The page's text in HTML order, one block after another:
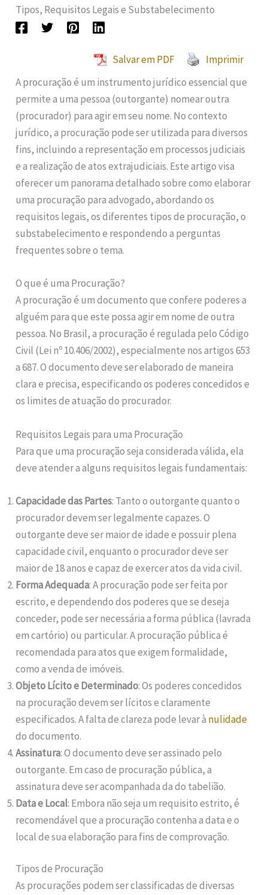
Tipos, Requisitos Legais e Substabelecimento
Salvar em PDF
Imprimir
A procuração é um instrumento jurídico essencial que
permite a uma pessoa (outorgante) nomear outra
(procurador) para agir em seu nome. No contexto
jurídico, a procuração pode ser utilizada para diversos
fins, incluindo a representação em processos judiciais
e a realização de atos extrajudiciais. Este artigo visa
oferecer um panorama detalhado sobre como elaborar
uma procuração para advogado, abordando os
requisitos legais, os diferentes tipos de procuração, o
substabelecimento e respondendo a perguntas
frequentes sobre o tema.
O que é uma Procuração?
A procuração é um documento que confere poderes a
alguém para que este possa agir em nome de outra
pessoa. No Brasil, a procuração é regulada pelo Código
Civil (Lei nº 10.406/2002), especialmente nos artigos 653
a 687. O documento deve ser elaborado de maneira
clara e precisa, especificando os poderes concedidos e
os limites de atuação do procurador.
Requisitos Legais para uma Procuração
Para que uma procuração seja considerada válida, ela
deve atender a alguns requisitos legais fundamentais:
Capacidade das Partes: Tanto o outorgante quanto o
procurador devem ser legalmente capazes. O
outorgante deve ser maior de idade e possuir plena
capacidade civil, enquanto o procurador deve ser
maior de 18 anos e capaz de exercer atos da vida civil.
Forma Adequada: A procuração pode ser feita por
escrito, e dependendo dos poderes que se deseja
conceder, pode ser necessária a forma pública (lavrada
em cartório) ou particular. A procuração pública é
recomendada para atos que exigem formalidade,
como a venda de imóveis.
Objeto Lícito e Determinado: Os poderes concedidos
na procuração devem ser lícitos e claramente
especificados. A falta de clareza pode levar à nulidade
do documento.
Assinatura: O documento deve ser assinado pelo
outorgante. Em caso de procuração pública, a
assinatura deve ser acompanhada da do tabelião.
Data e Local: Embora não seja um requisito estrito, é
recomendável que a procuração contenha a data e o
local de sua elaboração para fins de comprovação.
Tipos de Procuração
As procurações podem ser classificadas de diversas